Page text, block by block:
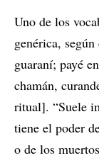
Uno de los
genérica,
guaraní; payé
chamán,
ritual]. “Suele
tiene el poder
o de los